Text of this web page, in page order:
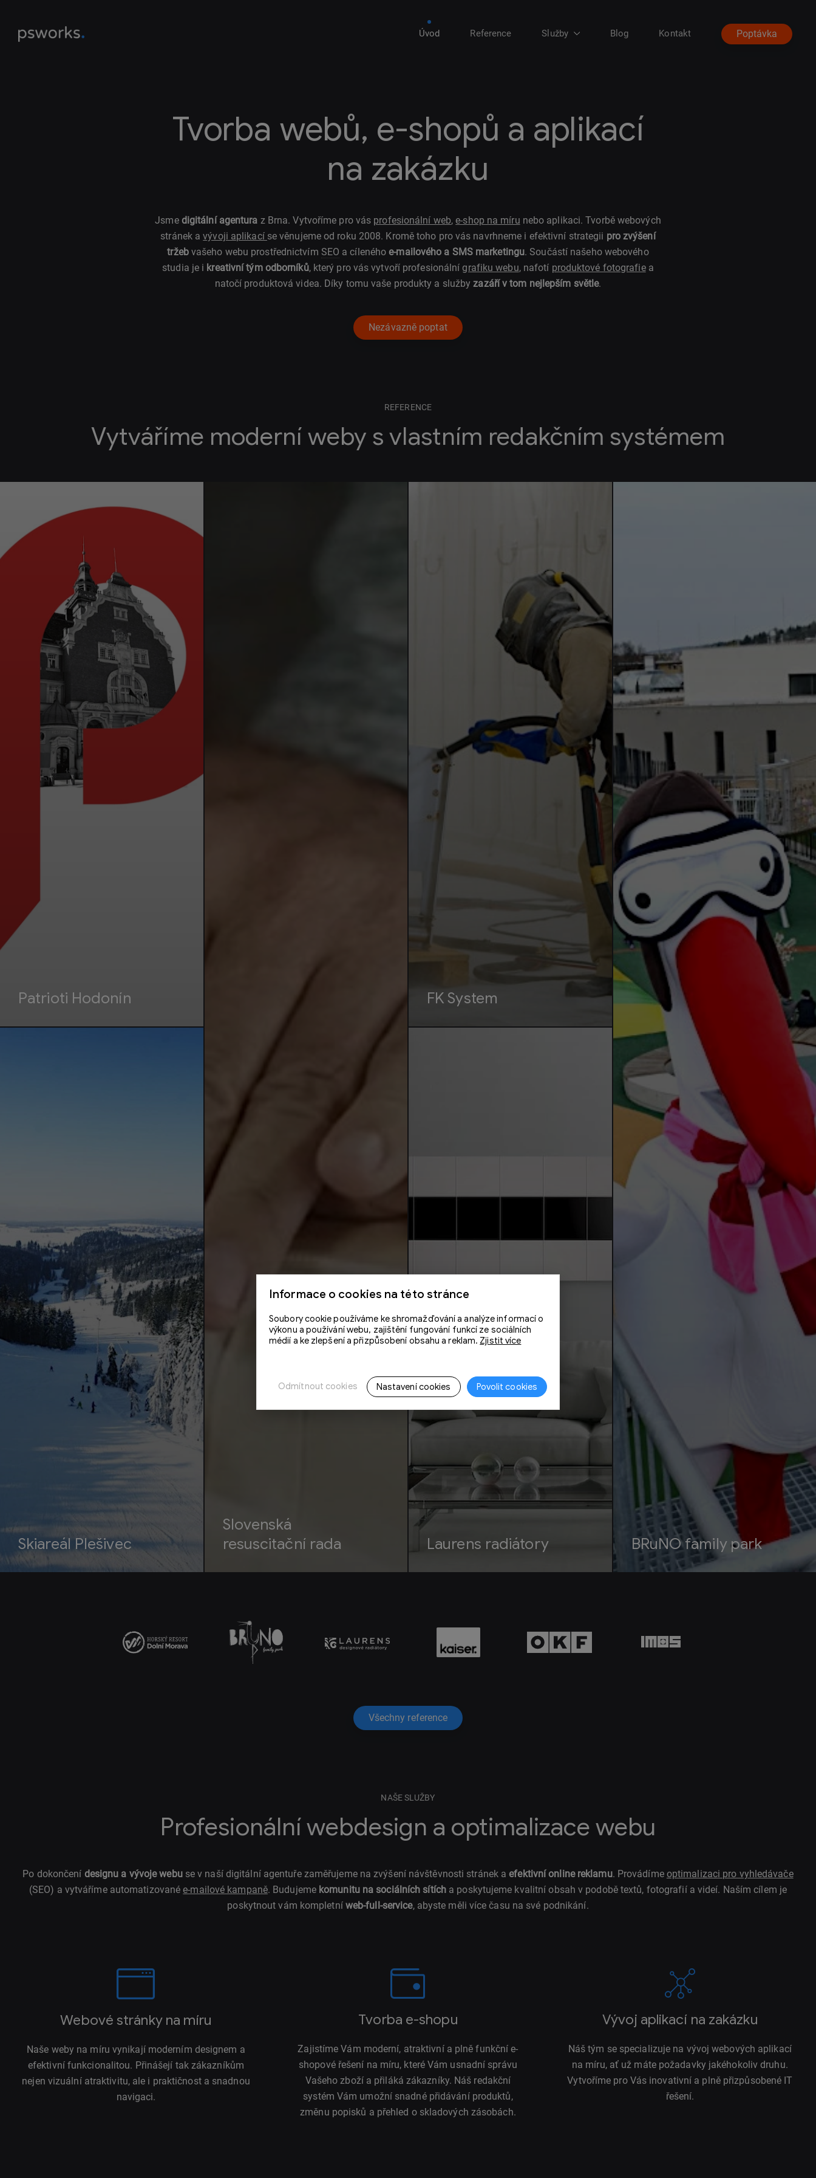
Informace o cookies na této stránce
Soubory cookie používáme ke shromažďování a analýze informací o
výkonu a používání webu, zajištění fungování funkcí ze sociálních
médií a ke zlepšení a přizpůsobení obsahu a reklam. Zjistit více
Povolit cookies
Nastavení cookies
Odmítnout cookies
Úvod Reference Služby Blog Kontakt Poptávka
Tvorba webů, e-shopů a aplikací
na zakázku
Jsme digitální agentura z Brna. Vytvoříme pro vás profesionální web,e-shop na míru nebo aplikaci. Tvorbě webových
stránek avývoji aplikací se věnujeme od roku 2008. Kromě toho pro vás navrhneme i efektivní strategii pro zvýšení
tržebvašeho webu prostřednictvím SEO a cílenéhoe-mailového a SMS marketingu. Součástí našeho webového
studia je i kreativní tým odborníků, který pro vás vytvoří profesionálnígrafiku webu, nafotí produktové fotografiea
natočí produktová videa. Díky tomu vaše produkty a službyzazáří v tom nejlepším světle.
Nezávazně poptat
REFERENCE
Vytváříme moderní weby s vlastním redakčním systémem
Patrioti Hodonín
Slovenská
resuscitační rada
FK System
BRuNO family park
Skiareál Plešivec Laurens radiátory
Všechny reference
NAŠE SLUŽBY
Profesionální webdesign a optimalizace webu
Po dokončení designu a vývoje webuse v naší digitální agentuře zaměřujeme na zvýšení návštěvnosti stránek aefektivní online reklamu. Provádíme optimalizaci pro vyhledávače
(SEO) a vytváříme automatizovanée-mailové kampaně. Budujeme komunitu na sociálních sítích a poskytujeme kvalitní obsah v podobě textů, fotografií a videí. Naším cílem je
poskytnout vám kompletní web-full-service, abyste měli více času na své podnikání.
Webové stránky na míru
Naše weby na míru vynikají moderním designem a
efektivní funkcionalitou. Přinášejí tak zákazníkům
nejen vizuální atraktivitu, ale i praktičnost a snadnou
navigaci.
Tvorba e-shopu
Zajistíme Vám moderní, atraktivní a plně funkční e-
shopové řešení na míru, které Vám usnadní správu
Vašeho zboží a přiláká zákazníky. Náš redakční
systém Vám umožní snadné přidávání produktů,
změnu popisků a přehled o skladových zásobách.
Vývoj aplikací na zakázku
Náš tým se specializuje na vývoj webových aplikací
na míru, ať už máte požadavky jakéhokoliv druhu.
Vytvoříme pro Vás inovativní a plně přizpůsobené IT
řešení.